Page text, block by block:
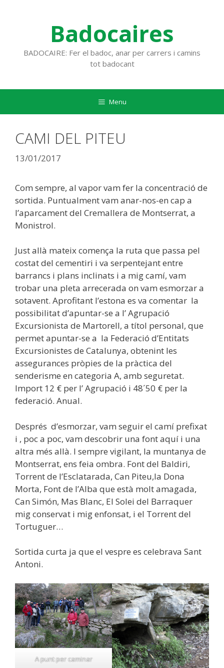
Badocaires
BADOCAIRE: Fer el badoc, anar per carrers i camins
tot badocant
Menu
CAMI DEL PITEU
13/01/2017
Com sempre, al vapor vam fer la concentració de
sortida. Puntualment vam anar-nos-en cap a
l’aparcament del Cremallera de Montserrat, a
Monistrol.
Just allà mateix comença la ruta que passa pel
costat del cementiri i va serpentejant entre
barrancs i plans inclinats i a mig camí, vam
trobar una pleta arrecerada on vam esmorzar a
sotavent. Aprofitant l’estona es va comentar la
possibilitat d’apuntar-se a l’ Agrupació
Excursionista de Martorell, a títol personal, que
permet apuntar-se a la Federació d’Entitats
Excursionistes de Catalunya, obtenint les
assegurances pròpies de la pràctica del
senderisme en categoria A, amb seguretat.
Import 12 € per l’ Agrupació i 48´50 € per la
federació. Anual.
Després d’esmorzar, vam seguir el camí prefixat
i , poc a poc, vam descobrir una font aquí i una
altra més allà. I sempre vigilant, la muntanya de
Montserrat, ens feia ombra. Font del Baldiri,
Torrent de l’Esclatarada, Can Piteu,la Dona
Morta, Font de l’Alba que està molt amagada,
Can Simón, Mas Blanc, El Solei del Barraquer
mig conservat i mig enfonsat, i el Torrent del
Tortuguer…
Sortida curta ja que el vespre es celebrava Sant
Antoni.
A punt per caminar